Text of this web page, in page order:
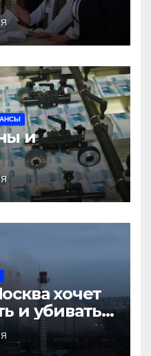
и
хочет
и убивать.